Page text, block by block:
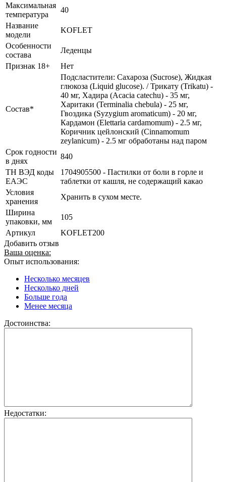
Максимальная
температура
40
Название
модели
KOFLET
Особенности
состава
Леденцы
Признак 18+
Нет
Состав*
Подсластители: Сахароза (Sucrose), Жидкая
глюкоза (Liquid glucose). / Трикату (Trikatu) -
40 мг, Хадира (Acacia catechu) - 35 мг,
Харитаки (Terminalia chebula) - 25 мг,
Гвоздика (Syzygium aromaticum) - 20 мг,
Кардамон (Elettaria cardamomum) - 2.5 мг,
Коричник цейлонский (Cinnamomum
zeylanicum) - 2.5 мг обработаны над паром
Срок годности
в днях
840
ТН ВЭД коды
ЕАЭС
1704905500 - Пастилки от боли в горле и
таблетки от кашля, не содержащий какао
Условия
хранения
Хранить в сухом месте.
Ширина
упаковки, мм
105
Артикул
KOFLET200
Добавить отзыв
Ваша оценка:
Опыт использования:
Несколько месяцев
Несколько дней
Больше года
Менее месяца
Достоинства:
Недостатки: